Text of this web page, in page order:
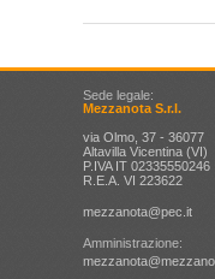
Sede legale:
Mezzanota S.r.l.
via Olmo, 37 - 36077
Altavilla Vicentina (VI)
P.IVA IT 02335550246
R.E.A. VI 223622
mezzanota@pec.it
Amministrazione: